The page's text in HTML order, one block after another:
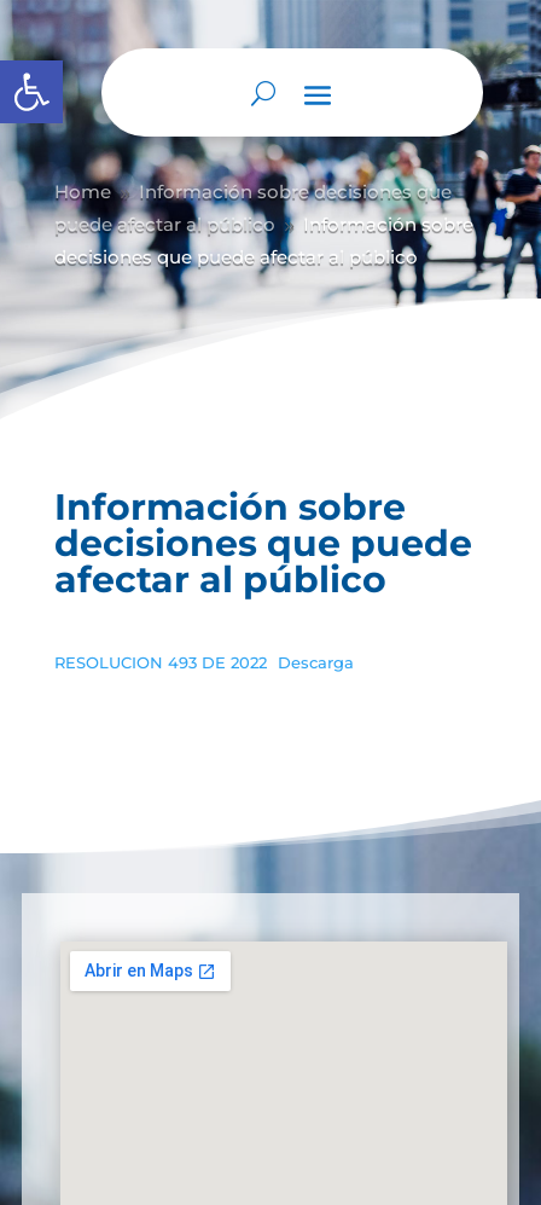
Abrir barra de herramientas
Home 9 Información sobre decisiones que
puede afectar al público 9 Información sobre
decisiones que puede afectar al público
Información sobre
decisiones que puede
afectar al público
RESOLUCION 493 DE 2022 Descarga